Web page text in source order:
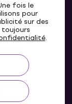
fois le
pour
sur des
.